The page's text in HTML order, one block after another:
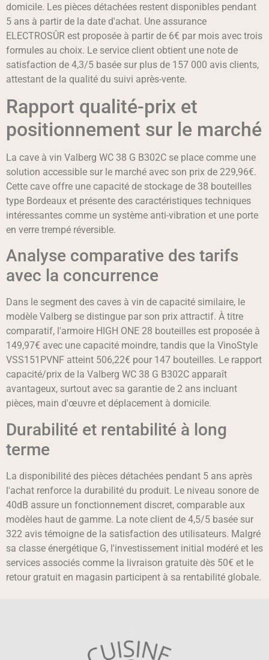
domicile. Les pièces détachées restent disponibles pendant
5 ans à partir de la date d'achat. Une assurance
ELECTROSÛR est proposée à partir de 6€ par mois avec trois
formules au choix. Le service client obtient une note de
satisfaction de 4,3/5 basée sur plus de 157 000 avis clients,
attestant de la qualité du suivi après-vente.
Rapport qualité-prix et
positionnement sur le marché
La cave à vin Valberg WC 38 G B302C se place comme une
solution accessible sur le marché avec son prix de 229,96€.
Cette cave offre une capacité de stockage de 38 bouteilles
type Bordeaux et présente des caractéristiques techniques
intéressantes comme un système anti-vibration et une porte
en verre trempé réversible.
Analyse comparative des tarifs
avec la concurrence
Dans le segment des caves à vin de capacité similaire, le
modèle Valberg se distingue par son prix attractif. À titre
comparatif, l'armoire HIGH ONE 28 bouteilles est proposée à
149,97€ avec une capacité moindre, tandis que la VinoStyle
VSS151PVNF atteint 506,22€ pour 147 bouteilles. Le rapport
capacité/prix de la Valberg WC 38 G B302C apparaît
avantageux, surtout avec sa garantie de 2 ans incluant
pièces, main d'œuvre et déplacement à domicile.
Durabilité et rentabilité à long
terme
La disponibilité des pièces détachées pendant 5 ans après
l'achat renforce la durabilité du produit. Le niveau sonore de
40dB assure un fonctionnement discret, comparable aux
modèles haut de gamme. La note client de 4,5/5 basée sur
322 avis témoigne de la satisfaction des utilisateurs. Malgré
sa classe énergétique G, l'investissement initial modéré et les
services associés comme la livraison gratuite dès 50€ et le
retour gratuit en magasin participent à sa rentabilité globale.